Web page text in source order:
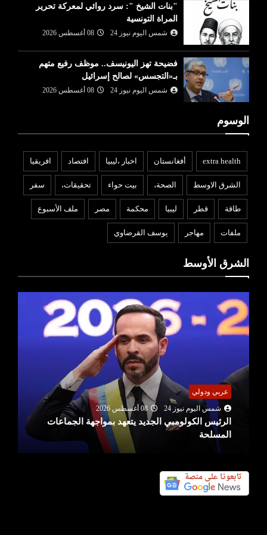
"بنات الشيخ ": سرد روائي لمعركة تحرير
المراة التونسية
شمس اليوم نيوز 24 08 أغسطس 2026
فضيحة تهز اليونيسف.. موظف رفيع متهم
بـ«التجسس» لصالح إسرائيل
شمس اليوم نيوز 24 08 أغسطس 2026
الوسوم
extra health أفغانستان اخبار ،ليبيا افتصاد افريقيا
الشرق الاوسط الصحة، بيت حواء تحقيقات، سفر
طاقة قطر ليبيا محكمة مصر ملف الأسبوع
ملفات مهاجر يوسف القرضاوي
الشرق الأوسط
عربي ودولي
شمس اليوم نيوز 24
08 أغسطس 2026
الرئيس الكولومبي الجديد يتعهد بمواجهة الجماعات
المسلحة